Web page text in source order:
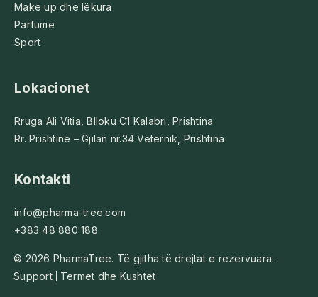
Make up dhe lëkura
Parfume
Sport
Lokacionet
Rruga Ali Vitia, Blloku C1 Kalabri, Prishtina
Rr. Prishtinë – Gjilan nr.34 Veternik, Prishtina
Kontakti
info@pharma-tree.com
+383 48 880 188
© 2026 PharmaTree. Të gjitha të drejtat e rezervuara.
Support
Termet dhe Kushtet